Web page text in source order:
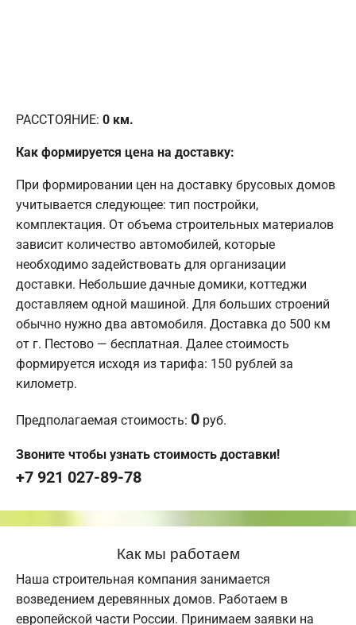
РАССТОЯНИЕ: 0 км.
Как формируется цена на доставку:
При формировании цен на доставку брусовых домов
учитывается следующее: тип постройки,
комплектация. От объема строительных материалов
зависит количество автомобилей, которые
необходимо задействовать для организации
доставки. Небольшие дачные домики, коттеджи
доставляем одной машиной. Для больших строений
обычно нужно два автомобиля. Доставка до 500 км
от г. Пестово — бесплатная. Далее стоимость
формируется исходя из тарифа: 150 рублей за
километр.
Предполагаемая стоимость: 0 руб.
Звоните чтобы узнать стоимость доставки!
+7 921 027-89-78
Как мы работаем
Наша строительная компания занимается
возведением деревянных домов. Работаем в
европейской части России. Принимаем заявки на